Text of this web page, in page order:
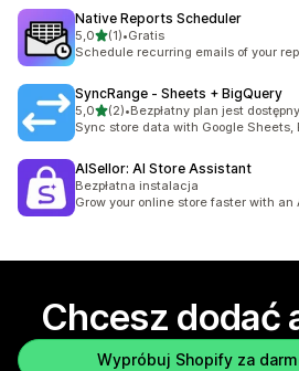
Native Reports Scheduler
5,0na 5 gwiazdek
(1)
Łączna liczba recenzji: 1
•Gratis
Schedule recurring emails of your
SyncRange ‑ Sheets + BigQuery
5,0na 5 gwiazdek
(2)
Łączna liczba recenzji: 2
•Bezpłatny plan jest dostępny
Sync store data with Google Sheets,
AISellor: AI Store Assistant
Bezpłatna instalacja
Grow your online store faster with an
Chcesz dodać
Wypróbuj Shopify za